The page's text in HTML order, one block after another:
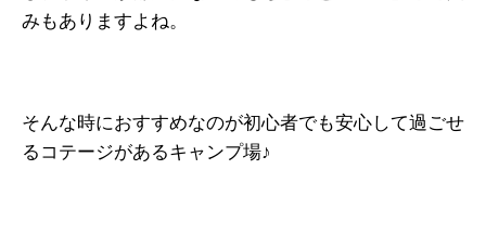
みもありますよね。
そんな時におすすめなのが初心者でも安心して過ごせ
るコテージがあるキャンプ場♪